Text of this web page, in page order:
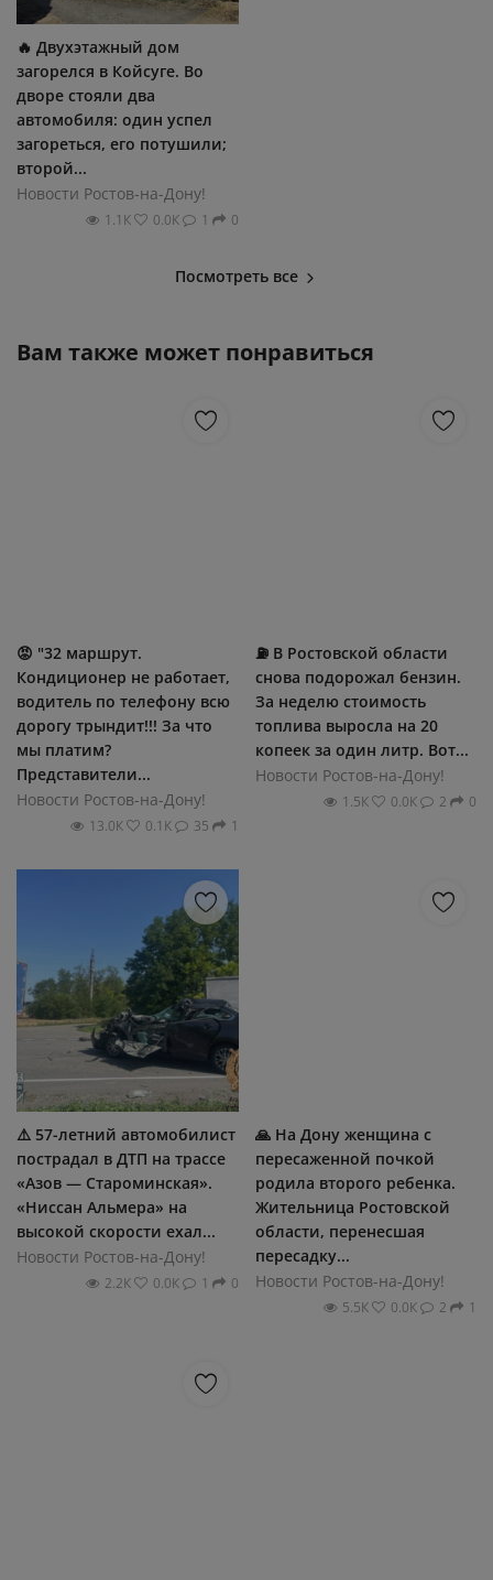
🔥 Двухэтажный дом
загорелся в Койсуге. Во
дворе стояли два
автомобиля: один успел
загореться, его потушили;
второй...
Новости Ростов-на-Дону!
1.1К 0.0К 1 0
Посмотреть все
Вам также может понравиться
😡 "32 маршрут.
Кондиционер не работает,
водитель по телефону всю
дорогу трындит!!! За что
мы платим?
Представители...
Новости Ростов-на-Дону!
13.0К 0.1К 35 1
⛽ В Ростовской области
снова подорожал бензин.
За неделю стоимость
топлива выросла на 20
копеек за один литр. Вот...
Новости Ростов-на-Дону!
1.5К 0.0К 2 0
⚠️ 57-летний автомобилист
пострадал в ДТП на трассе
«Азов — Староминская».
«Ниссан Альмера» на
высокой скорости ехал...
Новости Ростов-на-Дону!
2.2К 0.0К 1 0
🙏 На Дону женщина с
пересаженной почкой
родила второго ребенка.
Жительница Ростовской
области, перенесшая
пересадку...
Новости Ростов-на-Дону!
5.5К 0.0К 2 1